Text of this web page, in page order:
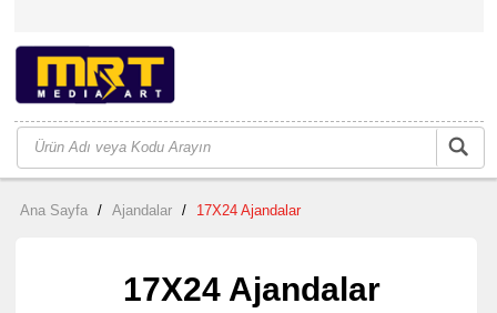
Ana Sayfa / Ajandalar / 17X24 Ajandalar
17X24 Ajandalar